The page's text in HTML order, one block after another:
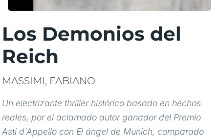
Los Demonios del
Reich
MASSIMI, FABIANO
Un electrizante thriller histórico basado en hechos
reales, por el aclamado autor ganador del Premio
Asti d'Appello con El ángel de Munich, comparado